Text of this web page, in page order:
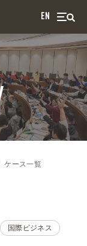
EN
ケース一覧
国際ビジネス